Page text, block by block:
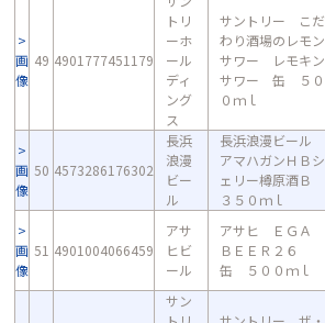
画
像
49 4901777451179
トリ
ーホ
ール
ディ
ング
ス
サントリー こだ
わり酒場のレモン
サワー レモキン
サワー 缶 ５０
０ｍｌ
画
像
50 4573286176302
長浜
浪漫
ビー
ル
長浜浪漫ビール
アマハガンＨＢシ
ェリー樽原酒Ｂ
３５０ｍｌ
画
像
51 4901004066459
アサ
ヒビ
ール
アサヒ ＥＧＡ
ＢＥＥＲ２６
缶 ５００ｍｌ
サン